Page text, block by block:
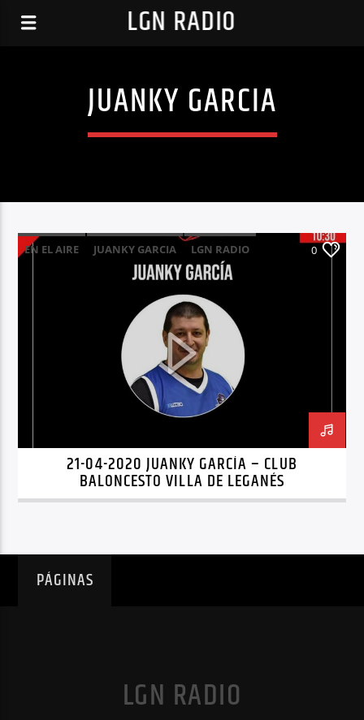
LGN RADIO
JUANKY GARCIA
EN EL AIRE JUANKY GARCIA
LGN RADIO
VILLA DE LEGANES
0
21-04-2020 JUANKY GARCÍA – CLUB
BALONCESTO VILLA DE LEGANÉS
PÁGINAS
LGN RADIO